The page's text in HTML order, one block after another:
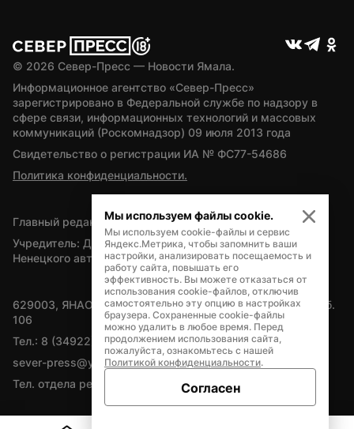
© 2026 Север-Пресс — Новости Ямала.
Информационное агентство «Север-Пресс»
зарегистрировано в Федеральной службе по надзору в
сфере связи, информационных технологий и массовых
коммуникаций (Роскомнадзор) 09 июля 2013 года
Свидетельство о регистрации ИА № ФС77-54686
Политика конфиденциальности.
Главный редактор — А.Л. Поздеев
Учредитель: Департамент внутренней политики Ямало-
Ненецкого автономного округа
629003, ЯНАО, Салехард, мкр. Богдана Кнунянца, д.1, каб.
106
Тел.: 8 (34922) 71262
sever-press@yamal-media.ru
Тел. отдела рекламы: 8 (34922) 42728
Мы используем файлы cookie.
Мы используем cookie-файлы и сервис
Яндекс.Метрика, чтобы запомнить ваши
настройки, анализировать посещаемость и
работу сайта, повышать его
эффективность. Вы можете отказаться от
использования cookie-файлов, отключив
самостоятельно эту опцию в настройках
браузера. Сохраненные cookie-файлы
можно удалить в любое время. Перед
продолжением использования сайта,
пожалуйста, ознакомьтесь с нашей
Политикой конфиденциальности.
Согласен